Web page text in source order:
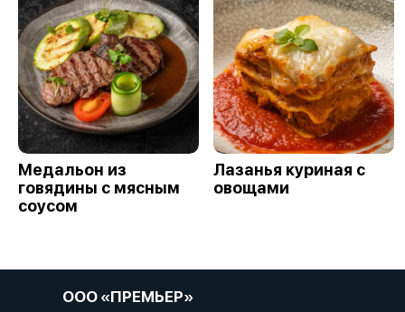
Медальон из
говядины с мясным
соусом
Лазанья куриная с
овощами
ООО «ПРЕМЬЕР»